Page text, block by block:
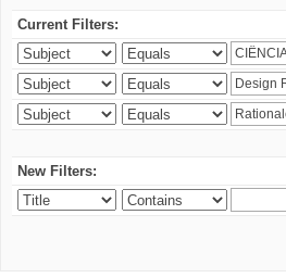
Current Filters:
New Filters: